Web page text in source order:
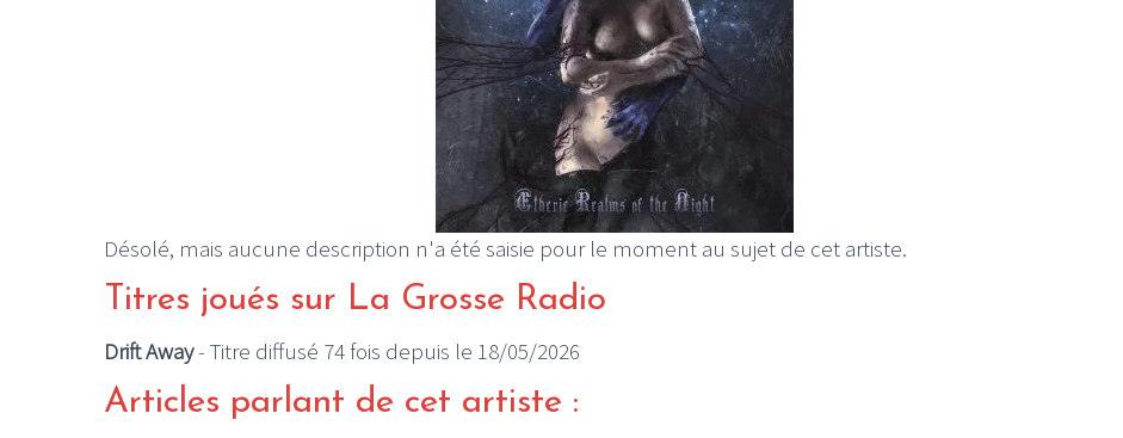
Désolé, mais aucune description n'a été saisie pour le moment au sujet de cet artiste.
Titres joués sur La Grosse Radio
Drift Away- Titre diffusé 74 fois depuis le 18/05/2026
Articles parlant de cet artiste :